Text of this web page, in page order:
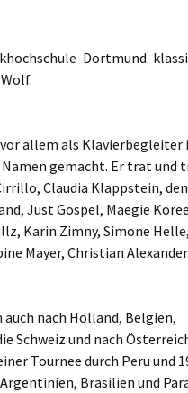
Dortmund
vor allem als Klavierbegleiter
Namen gemacht. Er trat und
Claudia Klappstein,
Just Gospel, Maegie
Karin Zimny, Simone
Mayer, Christian Alexander
nach Holland, Belgien,
Schweiz und nach
Tournee durch Peru und
Brasilien und